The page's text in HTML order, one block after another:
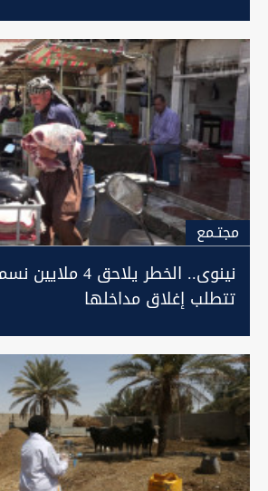
مجتـمع
نينوى.. الخطر
تتطلب إغلاق مداخلها